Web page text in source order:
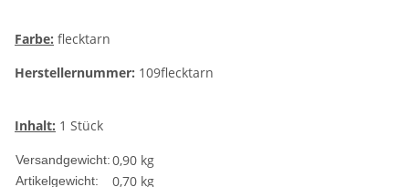
Farbe: flecktarn
Herstellernummer: 109flecktarn
Inhalt: 1 Stück
Versandgewicht:0,90 kg
Artikelgewicht: 0,70 kg